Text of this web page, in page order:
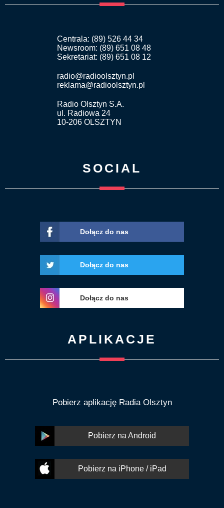
Centrala: (89) 526 44 34
Newsroom: (89) 651 08 48
Sekretariat: (89) 651 08 12
radio@radioolsztyn.pl
reklama@radioolsztyn.pl
Radio Olsztyn S.A.
ul. Radiowa 24
10-206 OLSZTYN
SOCIAL
Dołącz do nas
Dołącz do nas
Dołącz do nas
APLIKACJE
Pobierz aplikację Radia Olsztyn
Pobierz na Android
Pobierz na iPhone / iPad